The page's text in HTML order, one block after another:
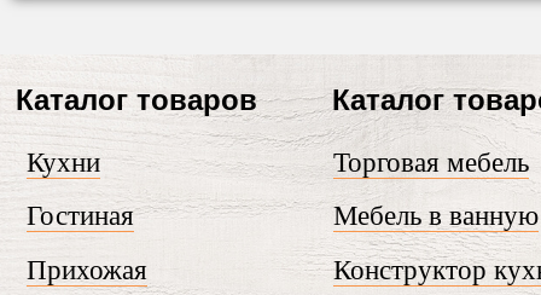
Прихожая Конструктор
Каталог товаров
Кухни
Гостиная
Мебель в ванную
Торговая мебель
Каталог